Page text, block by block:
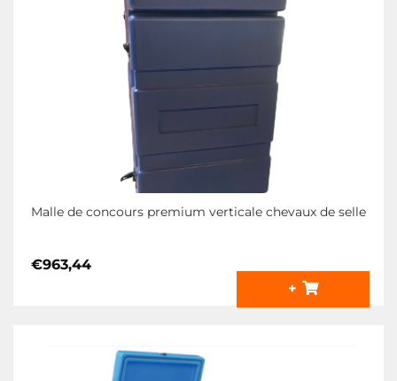
Malle de concours premium verticale chevaux de selle
€963,44
+